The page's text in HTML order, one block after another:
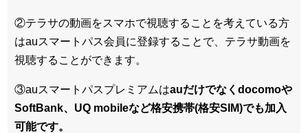
②テラサの動画をスマホで視聴することを考えている方
はauスマートパス会員に登録することで、テラサ動画を
視聴することができます。
③auスマートパスプレミアムはauだけでなくdocomoや
SoftBank、UQ mobileなど格安携帯(格安SIM)でも加入
可能です。